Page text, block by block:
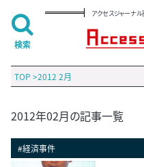
アクセスジャーナ
TOP >2012 2月
2012年02月の記事一覧
#経済事件
検索